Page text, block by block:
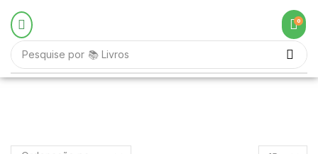
Pesquise por 📚 Livros
0